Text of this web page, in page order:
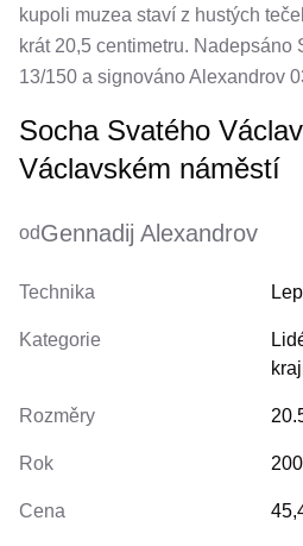
Socha Svatého
Václavském náměstí
odGennadij Alexandrov
Technika
Kategorie
Rozměry
Rok
Cena
kupoli muzea staví z hustých
krát 20,5 centimetru. Nadepsáno
13/150 a signováno Alexandrov